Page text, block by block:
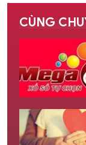
CÙNG